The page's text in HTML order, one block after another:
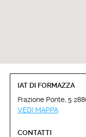
IAT DI FORMAZZA
Frazione Ponte, 5
VEDI MAPPA
CONTATTI